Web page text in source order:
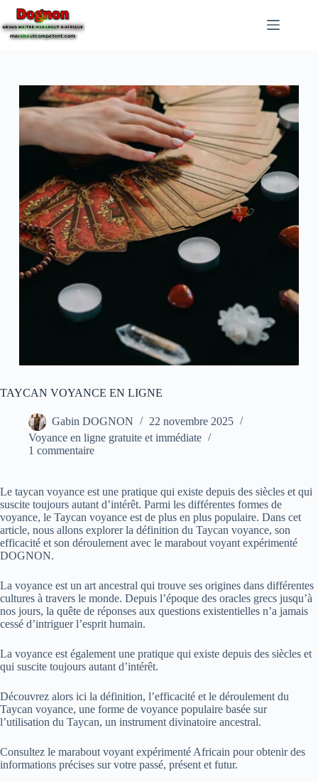
TAYCAN VOYANCE EN LIGNE
Gabin DOGNON
22 novembre 2025
Voyance en ligne gratuite et immédiate
1 commentaire
Le taycan voyance est une pratique qui existe depuis des siècles et qui
suscite toujours autant d’intérêt. Parmi les différentes formes de
voyance, le Taycan voyance est de plus en plus populaire. Dans cet
article, nous allons explorer la définition du Taycan voyance, son
efficacité et son déroulement avec le marabout voyant expérimenté
DOGNON.
La voyance est un art ancestral qui trouve ses origines dans différentes
cultures à travers le monde. Depuis l’époque des oracles grecs jusqu’à
nos jours, la quête de réponses aux questions existentielles n’a jamais
cessé d’intriguer l’esprit humain.
La voyance est également une pratique qui existe depuis des siècles et
qui suscite toujours autant d’intérêt.
Découvrez alors ici la définition, l’efficacité et le déroulement du
Taycan voyance, une forme de voyance populaire basée sur
l’utilisation du Taycan, un instrument divinatoire ancestral.
Consultez le marabout voyant expérimenté Africain pour obtenir des
informations précises sur votre passé, présent et futur.